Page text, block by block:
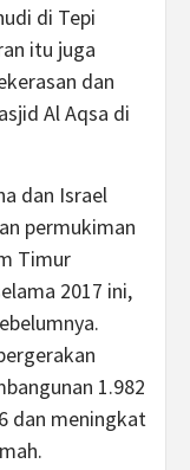
di Tepi
itu juga
dan
Al Aqsa di
dan Israel
permukiman
Timur
2017 ini,
1.982
dan meningkat